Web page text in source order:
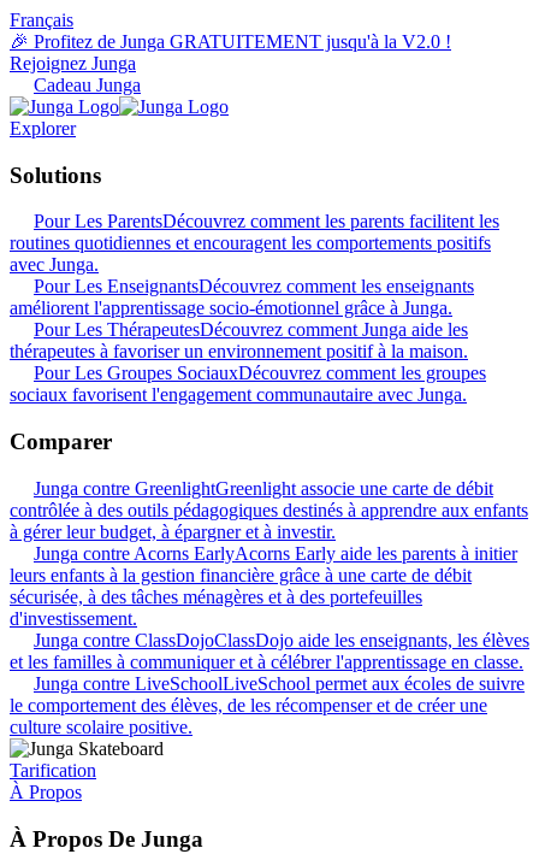
Français
🎉 Profitez de Junga GRATUITEMENT jusqu'à la V2.0 !
Rejoignez Junga
Cadeau Junga
Explorer
Solutions
Pour Les ParentsDécouvrez comment les parents facilitent les
routines quotidiennes et encouragent les comportements positifs
avec Junga.
Pour Les EnseignantsDécouvrez comment les enseignants
améliorent l'apprentissage socio-émotionnel grâce à Junga.
Pour Les ThérapeutesDécouvrez comment Junga aide les
thérapeutes à favoriser un environnement positif à la maison.
Pour Les Groupes SociauxDécouvrez comment les groupes
sociaux favorisent l'engagement communautaire avec Junga.
Comparer
Junga contre GreenlightGreenlight associe une carte de débit
contrôlée à des outils pédagogiques destinés à apprendre aux enfants
à gérer leur budget, à épargner et à investir.
Junga contre Acorns EarlyAcorns Early aide les parents à initier
leurs enfants à la gestion financière grâce à une carte de débit
sécurisée, à des tâches ménagères et à des portefeuilles
d'investissement.
Junga contre ClassDojoClassDojo aide les enseignants, les élèves
et les familles à communiquer et à célébrer l'apprentissage en classe.
Junga contre LiveSchoolLiveSchool permet aux écoles de suivre
le comportement des élèves, de les récompenser et de créer une
culture scolaire positive.
Tarification
À Propos
À Propos De Junga